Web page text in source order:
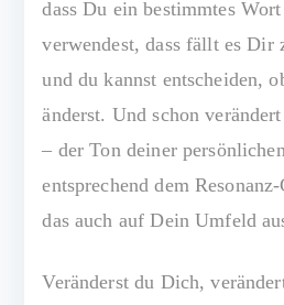
dass Du ein bestimmtes
verwendest, dass fällt es Dir
und du kannst entscheiden,
änderst. Und schon
– der Ton deiner
entsprechend dem
das auch auf Dein Umfeld
Veränderst du Dich,